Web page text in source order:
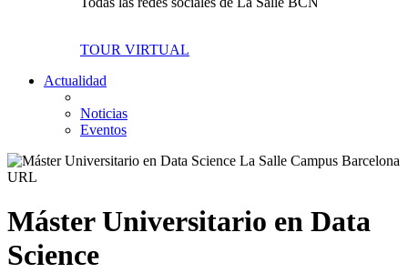
TOUR VIRTUAL
Actualidad
Noticias
Eventos
Máster Universitario en Data
Science